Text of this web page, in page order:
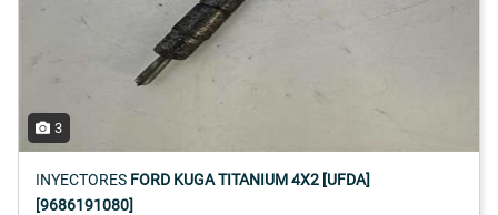
3
INYECTORES FORD KUGA TITANIUM 4X2 [UFDA]
[9686191080]